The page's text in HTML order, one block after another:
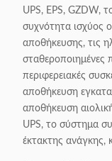
UPS, EPS, GZDW,
συχνότητα ισχύος
αποθήκευσης, τις
σταθεροποιημένες
περιφερειακές
αποθήκευση
αποθήκευση
UPS, το σύστημα
έκτακτης ανάγκης,